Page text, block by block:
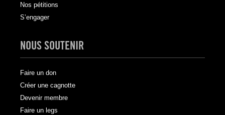
Nos pétitions
S’engager
NOUS SOUTENIR
Faire un don
Créer une cagnotte
Devenir membre
Faire un legs